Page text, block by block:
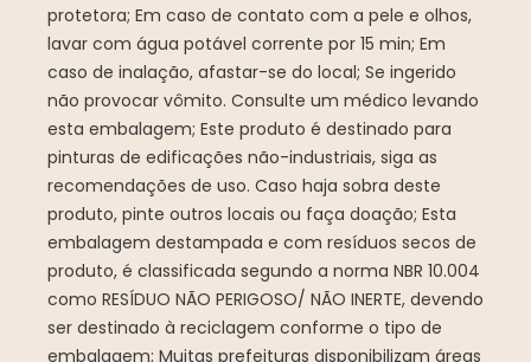
protetora; Em caso de contato com a pele e olhos,
lavar com água potável corrente por 15 min; Em
caso de inalação, afastar-se do local; Se ingerido
não provocar vômito. Consulte um médico levando
esta embalagem; Este produto é destinado para
pinturas de edificações não-industriais, siga as
recomendações de uso. Caso haja sobra deste
produto, pinte outros locais ou faça doação; Esta
embalagem destampada e com resíduos secos de
produto, é classificada segundo a norma NBR 10.004
como RESÍDUO NÃO PERIGOSO/ NÃO INERTE, devendo
ser destinado à reciclagem conforme o tipo de
embalagem; Muitas prefeituras disponibilizam áreas